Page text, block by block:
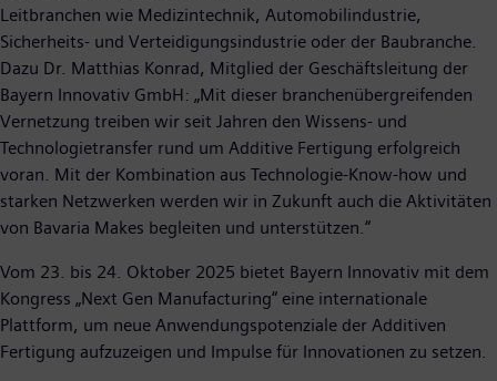
Leitbranchen wie Medizintechnik, Automobilindustrie,
Sicherheits- und Verteidigungsindustrie oder der Baubranche.
Dazu Dr. Matthias Konrad, Mitglied der Geschäftsleitung der
Bayern Innovativ GmbH: „Mit dieser branchenübergreifenden
Vernetzung treiben wir seit Jahren den Wissens- und
Technologietransfer rund um Additive Fertigung erfolgreich
voran. Mit der Kombination aus Technologie-Know-how und
starken Netzwerken werden wir in Zukunft auch die Aktivitäten
von Bavaria Makes begleiten und unterstützen.“
Vom 23. bis 24. Oktober 2025 bietet Bayern Innovativ mit dem
Kongress „Next Gen Manufacturing“ eine internationale
Plattform, um neue Anwendungspotenziale der Additiven
Fertigung aufzuzeigen und Impulse für Innovationen zu setzen.